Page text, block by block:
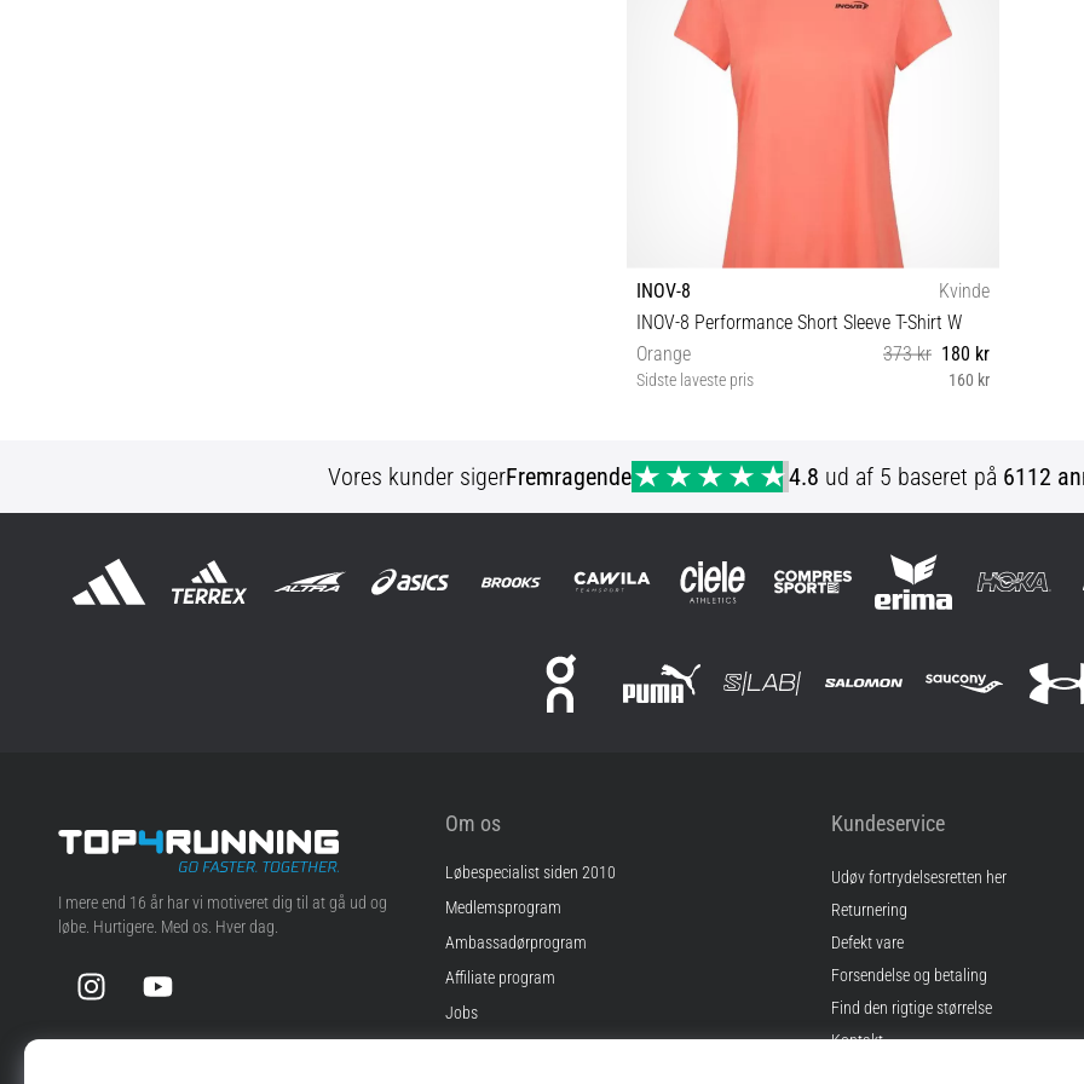
INOV-8
Kvinde
INOV-8 Performance Short Sleeve T-Shirt W
Orange
373 kr 180 kr
Sidste laveste pris 160 kr
Vores kunder sigerFremragende 4.8 ud af 5 baseret på 6112
Top4Running.dk
I mere end 16 år har vi motiveret dig til at gå ud og
løbe. Hurtigere. Med os. Hver dag.
InstagramYouTube
Om os
Løbespecialist siden 2010
Medlemsprogram
Ambassadørprogram
Affiliate program
Jobs
Kundeservice
Udøv fortrydelsesretten her
Returnering
Defekt vare
Forsendelse og betaling
Find den rigtige størrelse
Kontakt